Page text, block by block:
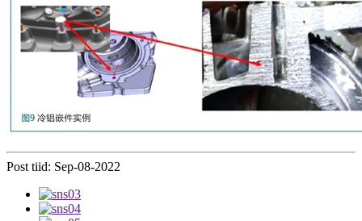
Post tiid: Sep-08-2022